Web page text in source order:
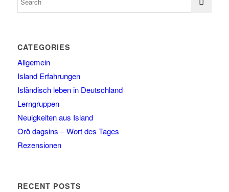
CATEGORIES
Allgemein
Island Erfahrungen
Isländisch leben in Deutschland
Lerngruppen
Neuigkeiten aus Island
Orð dagsins – Wort des Tages
Rezensionen
RECENT POSTS